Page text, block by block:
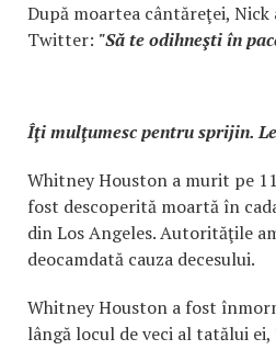
După moartea cântăreţei, Nick
Twitter: "Să te odihneşti în
Îţi mulţumesc pentru sprijin.
Whitney Houston a murit pe
fost descoperită moartă în
din Los Angeles. Autorităţile
deocamdată cauza decesului.
Whitney Houston a fost
lângă locul de veci al tatălui